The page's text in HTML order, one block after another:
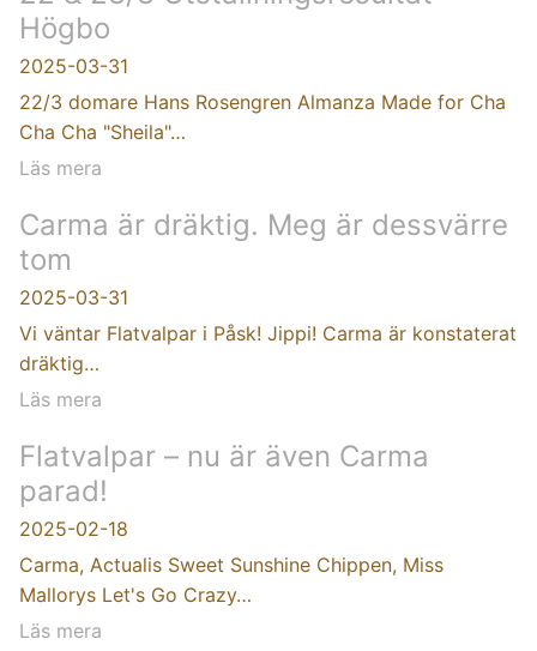
Högbo
2025-03-31
22/3 domare Hans Rosengren Almanza Made for Cha
Cha Cha "Sheila"…
Läs mera
Carma är dräktig. Meg är dessvärre
tom
2025-03-31
Vi väntar Flatvalpar i Påsk! Jippi! Carma är konstaterat
dräktig…
Läs mera
Flatvalpar – nu är även Carma
parad!
2025-02-18
Carma, Actualis Sweet Sunshine Chippen, Miss
Mallorys Let's Go Crazy…
Läs mera